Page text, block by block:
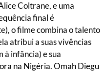
Coltrane, e uma
final é
o filme combina o talento
atribui a suas vivências
à infância) e sua
na Nigéria. Omah Diegu